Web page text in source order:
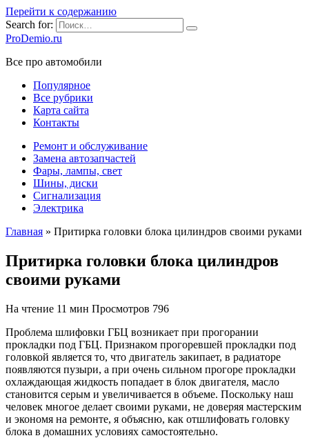
Перейти к содержанию
Search for:
ProDemio.ru
Все про автомобили
Популярное
Все рубрики
Карта сайта
Контакты
Ремонт и обслуживание
Замена автозапчастей
Фары, лампы, свет
Шины, диски
Сигнализация
Электрика
Главная » Притирка головки блока цилиндров своими руками
Притирка головки блока цилиндров
своими руками
На чтение 11 мин Просмотров 796
Проблема шлифовки ГБЦ возникает при прогорании
прокладки под ГБЦ. Признаком прогоревшей прокладки под
головкой является то, что двигатель закипает, в радиаторе
появляются пузыри, а при очень сильном прогоре прокладки
охлаждающая жидкость попадает в блок двигателя, масло
становится серым и увеличивается в объеме. Поскольку наш
человек многое делает своими руками, не доверяя мастерским
и экономя на ремонте, я объясню, как отшлифовать головку
блока в домашних условиях самостоятельно.